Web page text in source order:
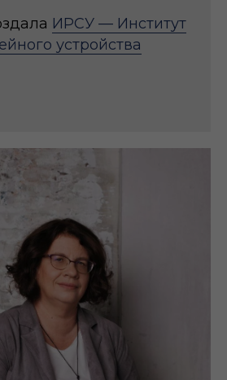
ИРСУ — Институт
устройства